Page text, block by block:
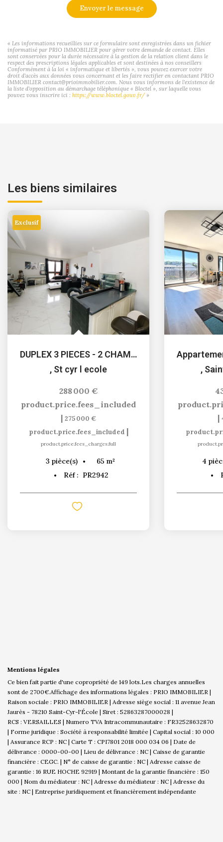
Envoyer le message
« Les informations recueillies sur ce formulaire sont enregistrées dans un fichier
informatisé par PRIO IMMOBILIER pour gérer votre demande de contact. Elles
sont conservées pour la durée nécessaire à la gestion de la relation client dans le
respect des prescriptions légales applicables et sont destinées à nos conseillers
Conformément à la loi « informatique et libertés », vous pouvez exercer votre
droit d'accès aux données vous concernant et les faire rectifier en contactant PRIO
IMMOBILIER contact@prioimmobilier.com. Nous vous informons de l'existence de
la liste d'opposition au démarchage téléphonique « Bloctel », sur laquelle vous
pouvez vous inscrire ici : https://www.bloctel.gouv.fr/»
Les biens similaires
Exclusif
DUPLEX 3 PIECES - 2 CHAMBRES
, St cyr l ecole
288 000 €
product.price.fees_included
| 275 000 €
product.price.fees_included |
product.price.fees_charges.full
3 pièce(s) 65 m²
Réf : PR2942
,
|
4
Mentions légales
Ce bien fait partie d'une copropriété de 149 lots.Les charges annuelles
sont de 2700€.Affichage des informations légales : PRIO IMMOBILIER |
Raison sociale : PRIO IMMOBILIER | Adresse siège social : 11 avenue Jean
Jaurès - 78210 Saint-Cyr-l'École | Siret : 52863287000028 |
RCS : VERSAILLES | Numero TVA Intracommunautaire : FR32528632870
| Forme juridique : Société à responsabilité limitée | Capital social : 10 000
| Assurance RCP : NC | Carte T : CPI7801 2018 000 034 06 | Date de
délivrance : 0000-00-00 | Lieu de délivrance : NC | Caisse de garantie
financière : CEGC. | N° de caisse de garantie : NC | Adresse caisse de
garantie : 16 RUE HOCHE 92919 | Montant de la garantie financière : 150
000 | Nom du médiateur : NC | Adresse du médiateur : NC | Adresse du
site : NC | Entreprise juridiquement et financièrement indépendante